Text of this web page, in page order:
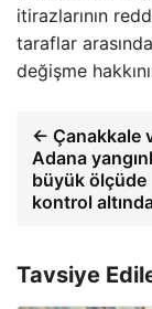
itirazlarının
taraflar
değişme
← Çanakkale
Adana
büyük ölçüde
kontrol
Tavsiye